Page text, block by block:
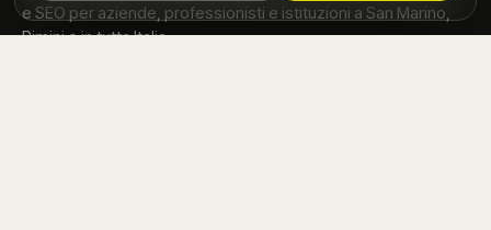
e SEO per aziende, professionisti e istituzioni a San Marino,
Rimini e in tutta Italia.